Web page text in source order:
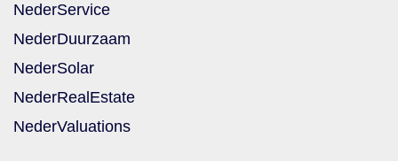
NederService
NederDuurzaam
NederSolar
NederRealEstate
NederValuations